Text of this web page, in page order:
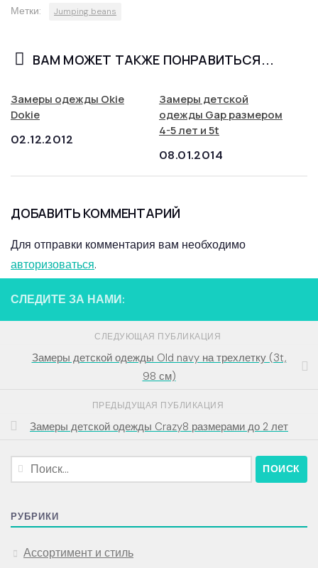
Метки: Jumping beans
ВАМ МОЖЕТ ТАКЖЕ ПОНРАВИТЬСЯ...
Замеры одежды Okie
Dokie
02.12.2012
Замеры детской
одежды Gap размером
4-5 лет и 5t
08.01.2014
ДОБАВИТЬ КОММЕНТАРИЙ
Для отправки комментария вам необходимо
авторизоваться.
СЛЕДИТЕ ЗА НАМИ:
СЛЕДУЮЩАЯ ПУБЛИКАЦИЯ
Замеры детской одежды Old navy на трехлетку (3t,
98 см)
ПРЕДЫДУЩАЯ ПУБЛИКАЦИЯ
Замеры детской одежды Crazy8 размерами до 2 лет
Найти:
РУБРИКИ
Ассортимент и стиль